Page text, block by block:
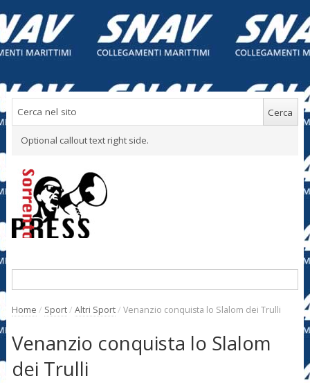
Optional callout text right side.
Home / Sport/ Altri Sport/ Venanzio conquista lo Slalom dei Trulli
Venanzio conquista lo Slalom
dei Trulli